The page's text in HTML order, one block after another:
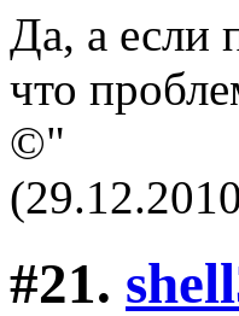
Да, а если
что
©"
#21.